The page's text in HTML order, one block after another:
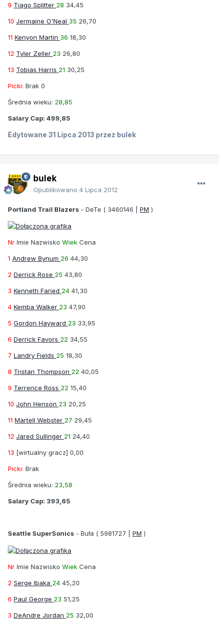
9 Tiago Splitter 28 34,45
10 Jermaine O'Neal 35 26,70
11 Kenyon Martin 36 18,30
12 Tyler Zeller 23 26,80
13 Tobias Harris 21 30,25
Picki: Brak 0
Średnia wieku: 28,85
Salary Cap: 499,85
Edytowane 31 Lipca 2013 przez bulek
bulek
Opublikowano 4 Lipca 2012
Portland Trail Blazers - DeTe ( 3460146 | PM )
Nr Imie Nazwisko Wiek Cena
1 Andrew Bynum 26 44,30
2 Derrick Rose 25 43,80
3 Kenneth Faried 24 41,30
4 Kemba Walker 23 47,90
5 Gordon Hayward 23 33,95
6 Derrick Favors 22 34,55
7 Landry Fields 25 18,30
8 Tristan Thompson 22 40,05
9 Terrence Ross 22 15,40
10 John Henson 23 20,25
11 Martell Webster 27 29,45
12 Jared Sullinger 21 24,40
13 [wirtualny gracz] 0,00
Picki: Brak
Średnia wieku: 23,58
Salary Cap: 393,65
Seattle SuperSonics - Buła ( 5981727 | PM )
Nr Imie Nazwisko Wiek Cena
2 Serge Ibaka 24 45,20
6 Paul George 23 51,25
3 DeAndre Jordan 25 32,00